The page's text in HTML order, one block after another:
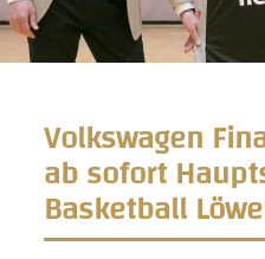
Volkswagen
ab sofort
Basketball